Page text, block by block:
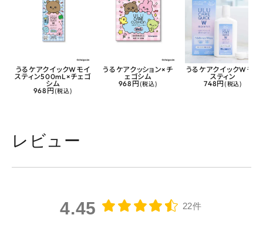
うるケアクイックWモイ
スティン500mL×チェゴ
シム
968円 (税込)
うるケアクッション×チ
ェゴシム
968円 (税込)
うるケアクイックWモイ
スティン
748円 (税込)
レビュー
4.45 22件